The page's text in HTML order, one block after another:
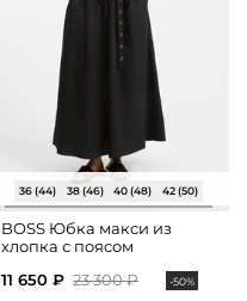
36 (44) 38 (46) 40 (48) 42 (50)
BOSS Юбка макси из
хлопка с поясом
11 650 ₽ 23 300 ₽ -50%